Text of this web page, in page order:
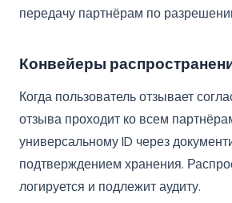
передачу партнёрам по
Конвейеры
Когда пользователь отзывает
отзыва проходит ко всем
универсальному ID через
подтверждением хранения.
логируется и подлежит аудиту.